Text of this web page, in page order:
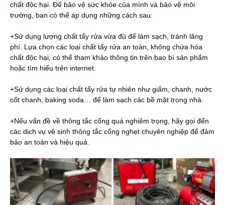
chất độc hại. Để bảo vệ sức khỏe của mình và bảo vệ môi
trường, bạn có thể áp dụng những cách sau:
+Sử dụng lượng chất tẩy rửa vừa đủ để làm sạch, tránh lãng
phí. Lựa chọn các loại chất tẩy rửa an toàn, không chứa hóa
chất độc hại, có thể tham khảo thông tin trên bao bì sản phẩm
hoặc tìm hiểu trên internet.
+Sử dụng các loại chất tẩy rửa tự nhiên như giấm, chanh, nước
cốt chanh, baking soda… để làm sạch các bề mặt trong nhà.
+Nếu vấn đề về thông tắc cống quá nghiêm trọng, hãy gọi đến
các dịch vụ vệ sinh thông tắc cống nghẹt chuyên nghiệp để đảm
bảo an toàn và hiệu quả.